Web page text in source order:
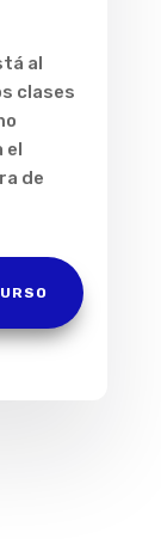
al
clases
el
de